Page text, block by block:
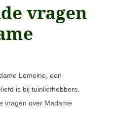
vragen
Lemoine, een
is bij tuinliefhebbers.
vragen over Madame